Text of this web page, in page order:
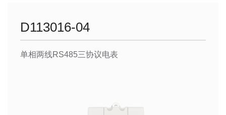
D113016-04
单相两线RS485三协议电表